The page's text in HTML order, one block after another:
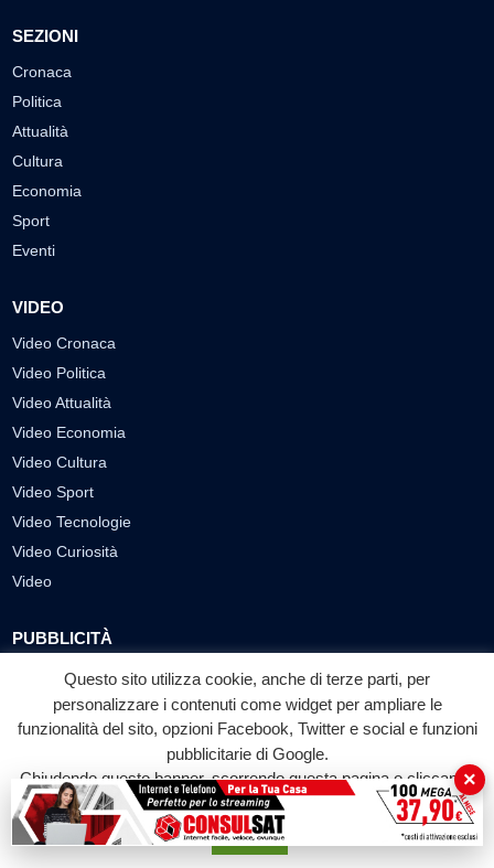
SEZIONI
Cronaca
Politica
Attualità
Cultura
Economia
Sport
Eventi
VIDEO
Video Cronaca
Video Politica
Video Attualità
Video Economia
Video Cultura
Video Sport
Video Tecnologie
Video Curiosità
Video
PUBBLICITÀ
Richiesta pubblicazione articoli/banner
SEGUICI SUI SOCIAL
f
Facebook
◎
Instagram
▶
YouTube
Questo sito utilizza cookie, anche di terze parti, per
personalizzare i contenuti come widget per ampliare le
funzionalità del sito, opzioni Facebook, Twitter e social e funzioni
pubblicitarie di Google.
Chiudendo questo banner, scorrendo questa pagina o cliccando
su qualunque suo elemento acconsenti all'uso dei cookie.
Accetta
×